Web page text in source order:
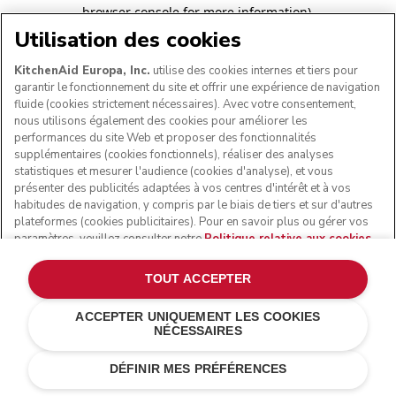
browser console for more information).
Utilisation des cookies
KitchenAid Europa, Inc. utilise des cookies internes et tiers pour
garantir le fonctionnement du site et offrir une expérience de navigation
fluide (cookies strictement nécessaires). Avec votre consentement,
nous utilisons également des cookies pour améliorer les
performances du site Web et proposer des fonctionnalités
supplémentaires (cookies fonctionnels), réaliser des analyses
statistiques et mesurer l'audience (cookies d'analyse), et vous
présenter des publicités adaptées à vos centres d'intérêt et à vos
habitudes de navigation, y compris par le biais de tiers et sur d'autres
plateformes (cookies publicitaires). Pour en savoir plus ou gérer vos
paramètres, veuillez consulter notre Politique relative aux cookies
collectées via les cookies, veuillez consulter notre
confidentialité
DÉFINIR MES PRÉFÉRENCES
ACCEPTER UNIQUEMENT LES COOKIES
NÉCESSAIRES
TOUT ACCEPTER